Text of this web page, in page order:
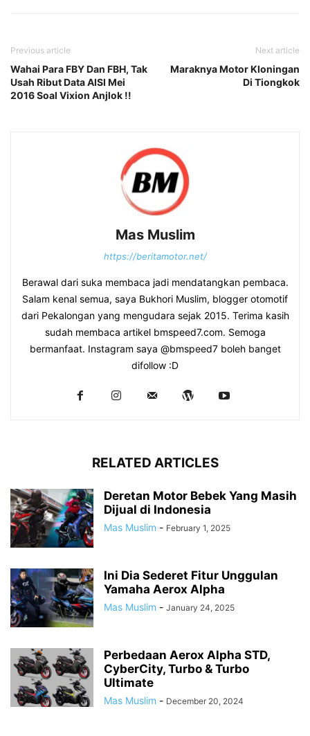
Previous article
Wahai Para FBY Dan FBH, Tak
Usah Ribut Data AISI Mei
2016 Soal Vixion Anjlok !!
Next article
Maraknya Motor Kloningan
Di Tiongkok
Mas Muslim
https://beritamotor.net/
Berawal dari suka membaca jadi mendatangkan pembaca.
Salam kenal semua, saya Bukhori Muslim, blogger otomotif
dari Pekalongan yang mengudara sejak 2015. Terima kasih
sudah membaca artikel bmspeed7.com. Semoga
bermanfaat. Instagram saya @bmspeed7 boleh banget
difollow :D
RELATED ARTICLES
Deretan Motor Bebek Yang Masih
Dijual di Indonesia
Mas Muslim - February 1, 2025
Ini Dia Sederet Fitur Unggulan
Yamaha Aerox Alpha
Mas Muslim - January 24, 2025
Perbedaan Aerox Alpha STD,
CyberCity, Turbo & Turbo
Ultimate
Mas Muslim - December 20, 2024